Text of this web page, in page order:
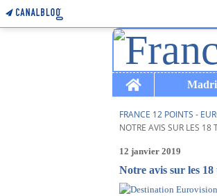
Home
FRANCE 12 POINTS -
NOTRE AVIS SUR LES
12 janvier 2019
Notre avis sur les